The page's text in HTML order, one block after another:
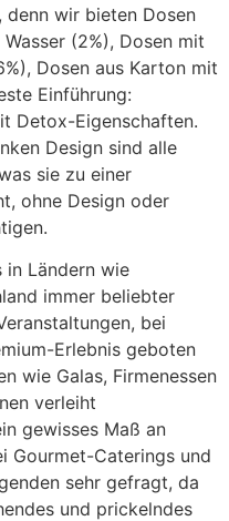
denn wir bieten Dosen
(2%), Dosen mit
Dosen aus Karton mit
Einführung:
Detox-Eigenschaften.
Design sind alle
sie zu einer
ohne Design oder
in Ländern wie
immer beliebter
bei
Erlebnis geboten
wie Galas, Firmenessen
verleiht
gewisses Maß an
Gourmet-Caterings und
sehr gefragt, da
und prickelndes